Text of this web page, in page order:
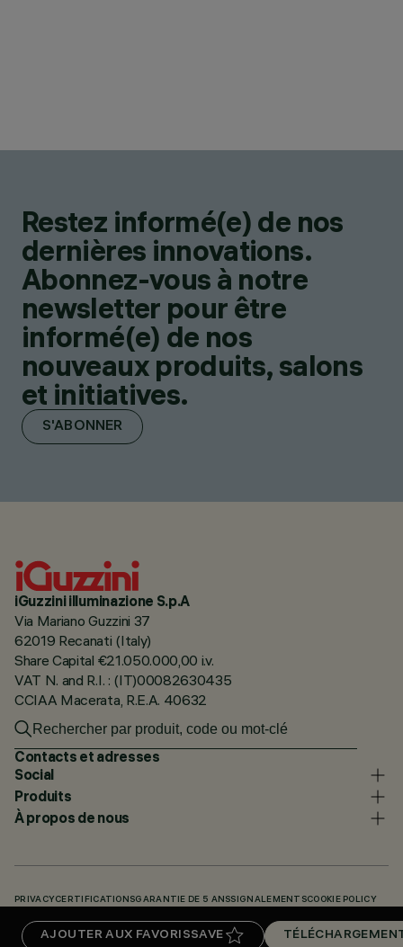
AJOUTER AUX FAVORISSAVE
Restez informé(e) de nos
dernières innovations.
Abonnez-vous à notre
newsletter pour être
informé(e) de nos
nouveaux produits, salons
et initiatives.
S'ABONNER
iGuzzini illuminazione S.p.A
Via Mariano Guzzini 37
62019 Recanati (Italy)
Share Capital €21.050.000,00 i.v.
VAT N. and R.I. : (IT)00082630435
CCIAA Macerata, R.E.A. 40632
Contacts et adresses
Social
Produits
À propos de nous
PRIVACY CERTIFICATIONSGARANTIE DE 5 ANSSIGNALEMENTSCOOKIE POLICY
TÉLÉCHARGEMENTS